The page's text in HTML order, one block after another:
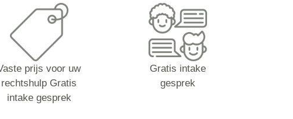
prijs voor uw
rechtshulp Gratis
intake gesprek
Gratis intake
gesprek